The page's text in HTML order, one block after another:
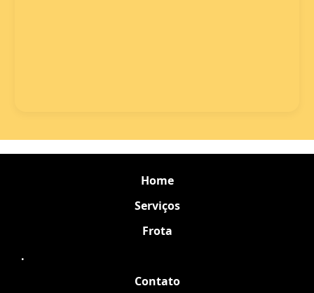
Home
Serviços
Frota
.
Contato